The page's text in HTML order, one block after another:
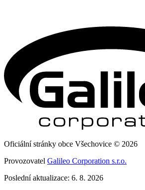
Oficiální stránky obce Všechovice © 2026
Provozovatel Galileo Corporation s.r.o.
Poslední aktualizace: 6. 8. 2026